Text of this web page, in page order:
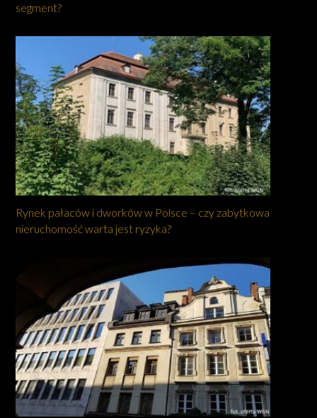
segment?
Rynek pałaców i dworków w Polsce – czy zabytkowa
nieruchomość warta jest ryzyka?